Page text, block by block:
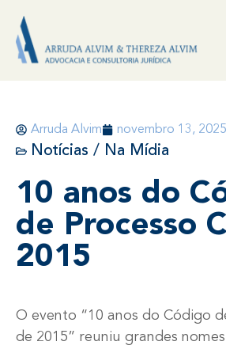
Arruda Alvim novembro 13, 2025
Notícias / Na Mídia
10 anos do
de Processo
2015
O evento “10 anos do Código
de 2015” reuniu grandes